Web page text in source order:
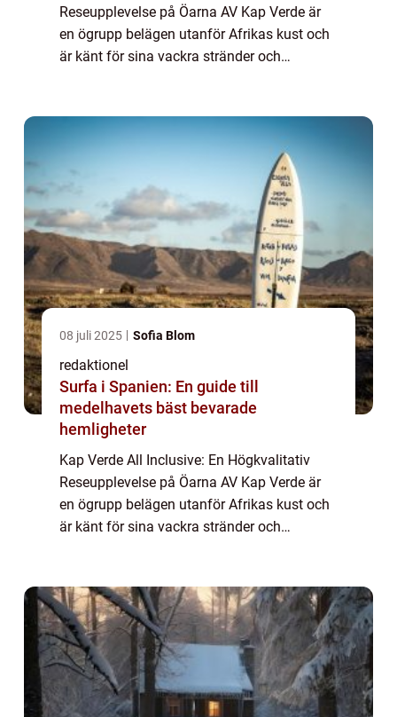
Reseupplevelse på Öarna AV Kap Verde är
en ögrupp belägen utanför Afrikas kust och
är känt för sina vackra stränder och
genom...
08 juli 2025 Sofia Blom
redaktionel
Surfa i Spanien: En guide till
medelhavets bäst bevarade
hemligheter
Kap Verde All Inclusive: En Högkvalitativ
Reseupplevelse på Öarna AV Kap Verde är
en ögrupp belägen utanför Afrikas kust och
är känt för sina vackra stränder och
genom...